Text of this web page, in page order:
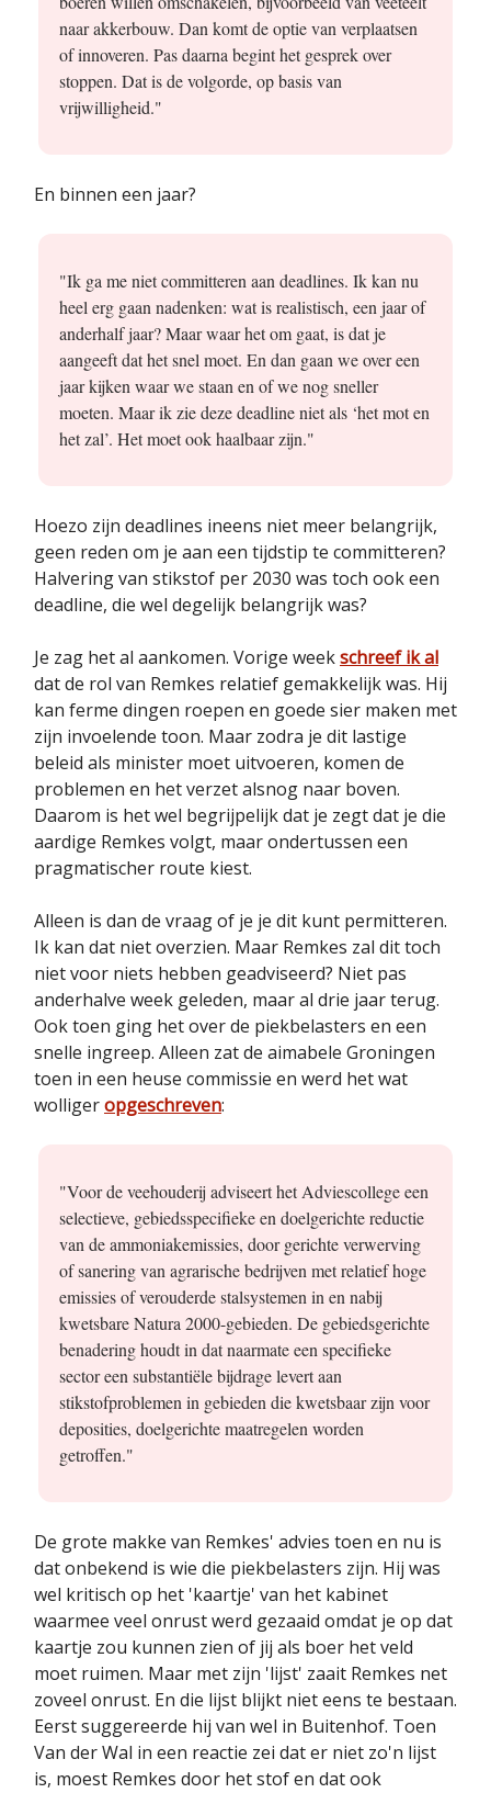
naar akkerbouw. Dan komt de optie van verplaatsen
of innoveren. Pas daarna begint het gesprek over
stoppen. Dat is de volgorde, op basis van
vrijwilligheid."
En binnen een jaar?
"Ik ga me niet committeren aan deadlines. Ik kan nu
heel erg gaan nadenken: wat is realistisch, een jaar of
anderhalf jaar? Maar waar het om gaat, is dat je
aangeeft dat het snel moet. En dan gaan we over een
jaar kijken waar we staan en of we nog sneller
moeten. Maar ik zie deze deadline niet als ‘het mot en
het zal’. Het moet ook haalbaar zijn."
Hoezo zijn deadlines ineens niet meer belangrijk,
geen reden om je aan een tijdstip te committeren?
Halvering van stikstof per 2030 was toch ook een
deadline, die wel degelijk belangrijk was?
Je zag het al aankomen. Vorige weekschreef ik al
dat de rol van Remkes relatief gemakkelijk was. Hij
kan ferme dingen roepen en goede sier maken met
zijn invoelende toon. Maar zodra je dit lastige
beleid als minister moet uitvoeren, komen de
problemen en het verzet alsnog naar boven.
Daarom is het wel begrijpelijk dat je zegt dat je die
aardige Remkes volgt, maar ondertussen een
pragmatischer route kiest.
Alleen is dan de vraag of je je dit kunt permitteren.
Ik kan dat niet overzien. Maar Remkes zal dit toch
niet voor niets hebben geadviseerd? Niet pas
anderhalve week geleden, maar al drie jaar terug.
Ook toen ging het over de piekbelasters en een
snelle ingreep. Alleen zat de aimabele Groningen
toen in een heuse commissie en werd het wat
wolligeropgeschreven:
"Voor de veehouderij adviseert het Adviescollege een
selectieve, gebiedsspecifieke en doelgerichte reductie
van de ammoniakemissies, door gerichte verwerving
of sanering van agrarische bedrijven met relatief hoge
emissies of verouderde stalsystemen in en nabij
kwetsbare Natura 2000-gebieden. De gebiedsgerichte
benadering houdt in dat naarmate een specifieke
sector een substantiële bijdrage levert aan
stikstofproblemen in gebieden die kwetsbaar zijn voor
deposities, doelgerichte maatregelen worden
getroffen."
De grote makke van Remkes' advies toen en nu is
dat onbekend is wie die piekbelasters zijn. Hij was
wel kritisch op het 'kaartje' van het kabinet
waarmee veel onrust werd gezaaid omdat je op dat
kaartje zou kunnen zien of jij als boer het veld
moet ruimen. Maar met zijn 'lijst' zaait Remkes net
zoveel onrust. En die lijst blijkt niet eens te bestaan.
Eerst suggereerde hij van wel in Buitenhof. Toen
Van der Wal in een reactie zei dat er niet zo'n lijst
is, moest Remkes door het stof en dat ook